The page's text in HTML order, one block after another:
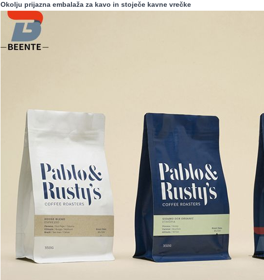
Okolju prijazna embalaža za kavo in stoječe kavne vrečke